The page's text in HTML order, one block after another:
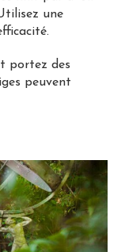
une
portez des
peuvent